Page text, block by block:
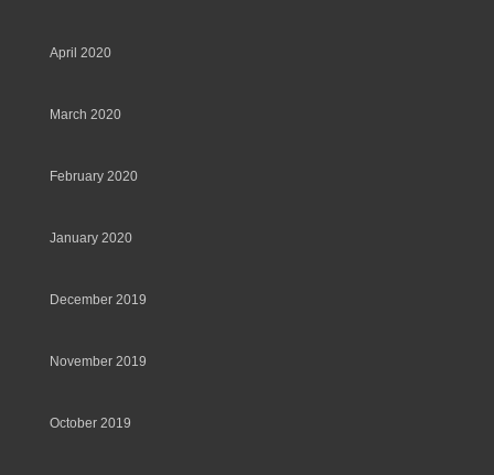
April 2020
March 2020
February 2020
January 2020
December 2019
November 2019
October 2019